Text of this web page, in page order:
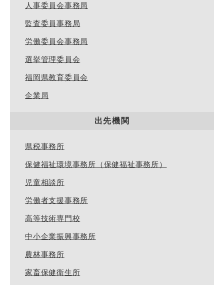
人事委員会事務局
監査委員事務局
労働委員会事務局
選挙管理委員会
福岡県教育委員会
企業局
出先機関
県税事務所
保健福祉環境事務所（保健福祉事務所）
児童相談所
労働者支援事務所
高等技術専門校
中小企業振興事務所
農林事務所
家畜保健衛生所